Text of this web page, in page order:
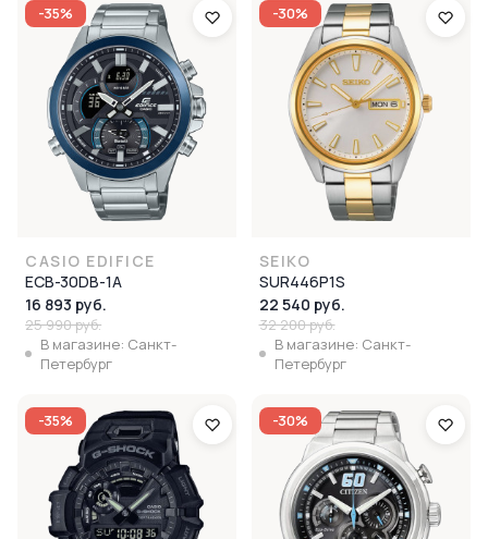
-35%
CASIO EDIFICE
ECB-30DB-1A
16 893 руб.
25 990 руб.
В магазине: Санкт-
Петербург
-30%
SEIKO
SUR446P1S
22 540 руб.
32 200 руб.
В магазине: Санкт-
Петербург
-35% -30%